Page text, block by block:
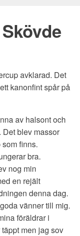
avklarad. Det
kanonfint spår på
av halsont och
blev massor
finns.
bra.
nog min
en rejält
denna dag.
vänner till mig.
föräldrar i
men jag sov